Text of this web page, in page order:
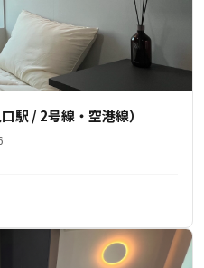
駅 / 2号線・空港線）